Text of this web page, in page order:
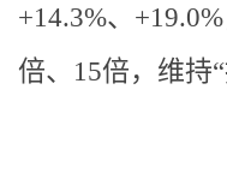
+14.3%、
倍、15倍，维持